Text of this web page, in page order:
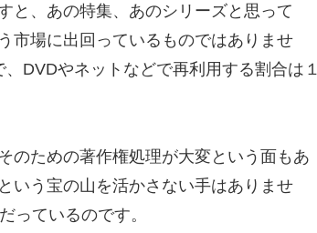
と、あの特集、あのシリーズと思って
市場に出回っているものではありませ
DVDやネットなどで再利用する割合は１
のための著作権処理が大変という面もあ
いう宝の山を活かさない手はありませ
っているのです。